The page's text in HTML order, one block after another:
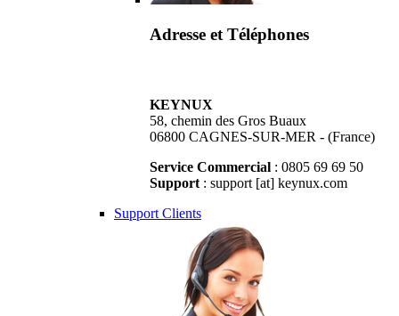
Adresse et Téléphones
KEYNUX
58, chemin des Gros Buaux
06800 CAGNES-SUR-MER - (France)
Service Commercial : 0805 69 69 50
Support : support [at] keynux.com
Support Clients